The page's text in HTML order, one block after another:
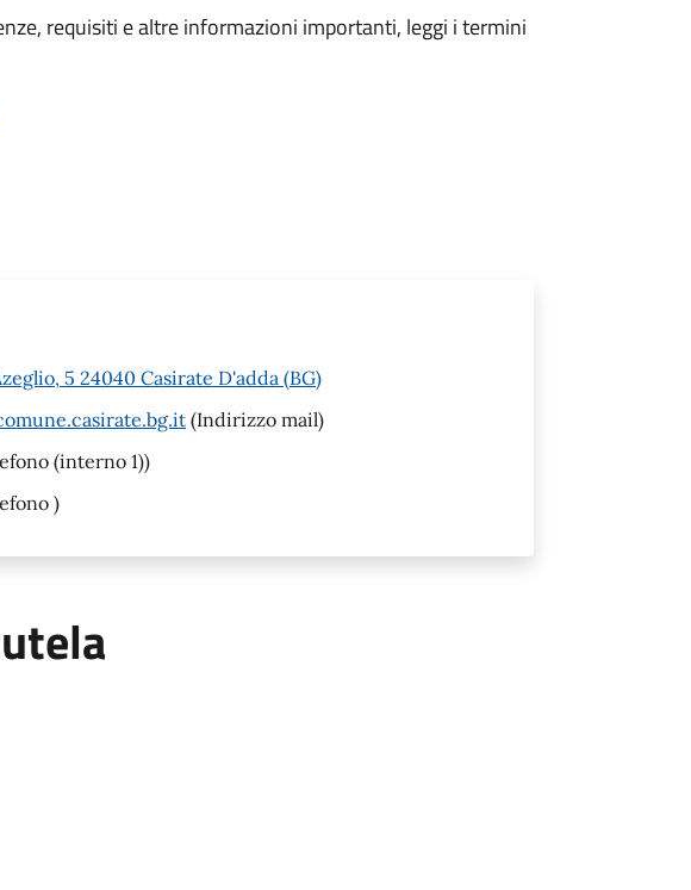
requisiti e altre informazioni importanti, leggi i termini
5 24040 Casirate D'adda (BG)
(Indirizzo mail)
(interno 1))
)